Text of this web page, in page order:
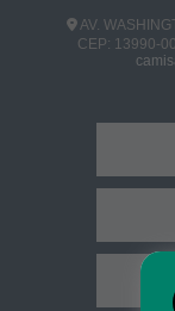
AV.
CEP: 13990-